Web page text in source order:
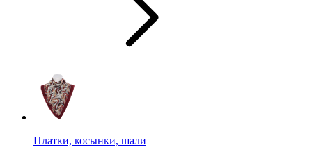
Платки, косынки, шали